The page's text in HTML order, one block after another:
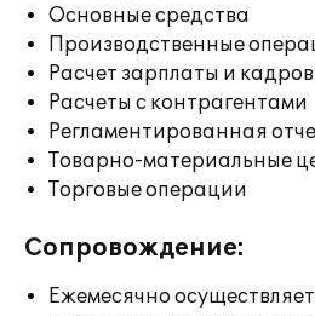
Основные средства
Производственные
Расчет зарплаты и
Расчеты с контрагентами
Регламентированная
Товарно-материальные
Торговые операции
Сопровождение:
Ежемесячно